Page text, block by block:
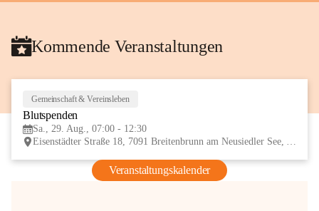
Kommende Veranstaltungen
Gemeinschaft & Vereinsleben
Blutspenden
Sa., 29. Aug., 07:00 - 12:30
Eisenstädter Straße 18, 7091 Breitenbrunn am Neusiedler See, AUT
Veranstaltungskalender